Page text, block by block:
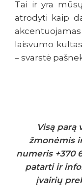
Tai ir yra
atrodyti kaip
laisvumo
– svarstė
Visą parą
žmonėmis
numeris +370
patarti ir
įvairių